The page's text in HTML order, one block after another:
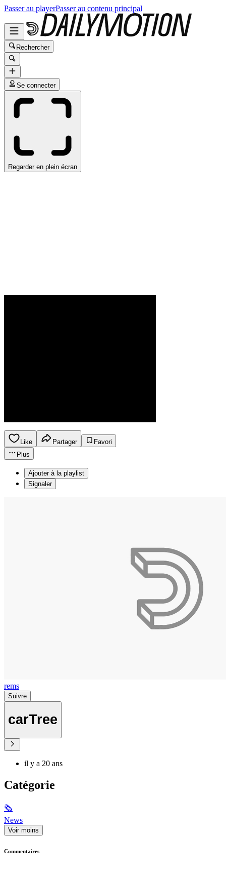
Passer au playerPasser au contenu principal
Rechercher
Se connecter
Regarder en plein écran
Like Partager
Favori
Plus
Ajouter à la playlist
Signaler
rems
Suivre
carTree
il y a 20 ans
Catégorie
🗞
News
Voir moins
Commentaires